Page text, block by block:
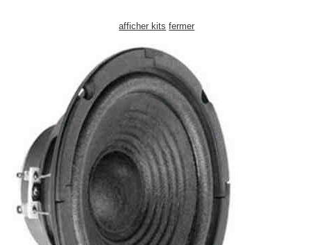
afficher kits fermer